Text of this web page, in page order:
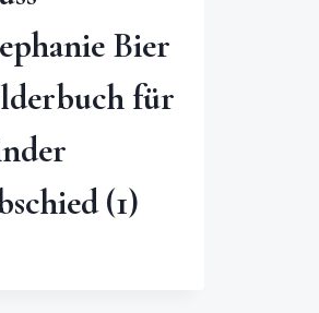
Bier
für
(1)